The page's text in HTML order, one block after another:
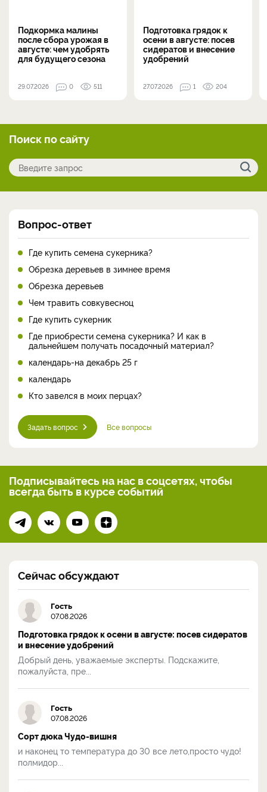
Подкормка малины
после сбора урожая в
августе: чем удобрять
для будущего сезона
29.07.2026 0 511
Подготовка грядок к
осени в августе: посев
сидератов и внесение
удобрений
27.07.2026 1 204
Поиск по сайту
Вопрос-ответ
Где купить семена сукерника?
Обрезка деревьев в зимнее время
Обрезка деревьев
Чем травить совкувесноц
Где купить сукерник
Где приобрести семена сукерника? И как в
дальнейшем получать посадочный материал?
календарь-на декабрь 25 г
календарь
Кто завелся в моих перцах?
Задать вопрос Все вопросы
Подписывайтесь на нас в соцсетях, чтобы
всегдабыть в курсе событий
Сейчас обсуждают
Гость
07.08.2026
Подготовка грядок к осени в августе: посев сидератов
и внесение удобрений
Добрый день, уважаемые эксперты. Подскажите,
пожалуйста, пре...
Гость
07.08.2026
Сорт дюка Чудо-вишня
и наконец то температура до 30 все лето,просто чудо!
полмидор...